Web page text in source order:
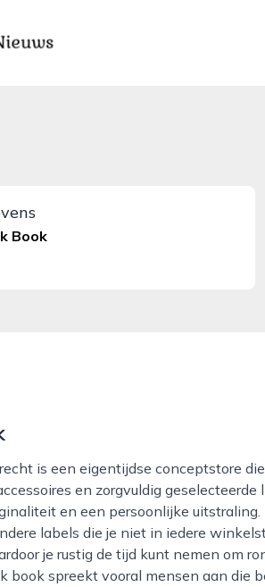
Book
en zorgvuldig
en een persoonlijke
labels die je niet in iedere
je rustig de tijd kunt nemen om
book spreekt vooral mensen aan die